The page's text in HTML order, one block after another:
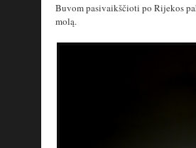
Buvom pasivaikščioti po Rijekos
molą.